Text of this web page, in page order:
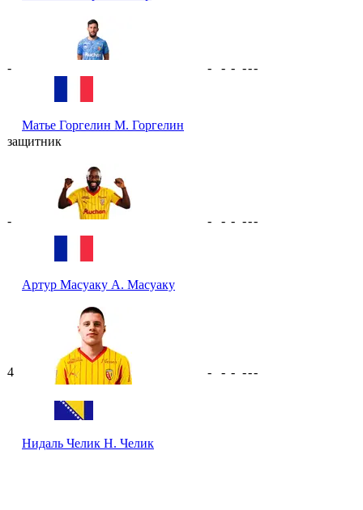
-
Матье Горгелин М. Горгелин
- - - ---
защитник
-
Артур Масуаку А. Масуаку
- - - ---
4
Нидаль Челик Н. Челик
- - - ---